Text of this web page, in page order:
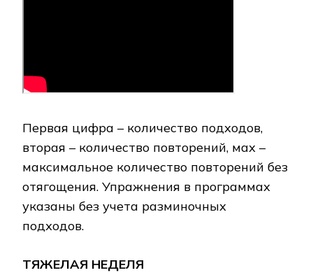
Первая цифра – количество подходов,
вторая – количество повторений, мах –
максимальное количество повторений без
отягощения. Упражнения в программах
указаны без учета разминочных
подходов.
ТЯЖЕЛАЯ НЕДЕЛЯ